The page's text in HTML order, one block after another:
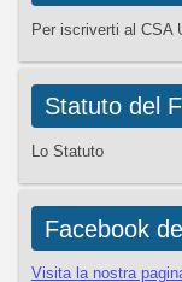
Per iscriverti al CSA
Statuto del
Lo Statuto
Facebook
Visita la nostra